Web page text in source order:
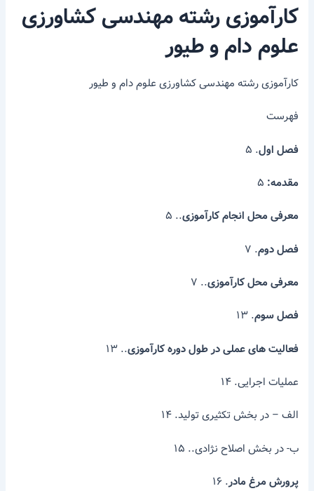
کارآموزی رشته مهندسی کشاورزی
علوم دام و طیور
کارآموزی رشته مهندسی کشاورزی علوم دام و طیور
فهرست
فصل اول. ۵
مقدمه:
معرفی محل انجام کارآموزی.. ۵
فصل دوم. ۷
معرفی محل کارآموزی.. ۷
فصل سوم. ۱۳
فعالیت های عملی در طول دوره کارآموزی.. ۱۳
عملیات اجرایی. ۱۴
الف – در بخش تکثیری تولید. ۱۴
ب- در بخش اصلاح نژادی.. ۱۵
پرورش مرغ مادر. ۱۶